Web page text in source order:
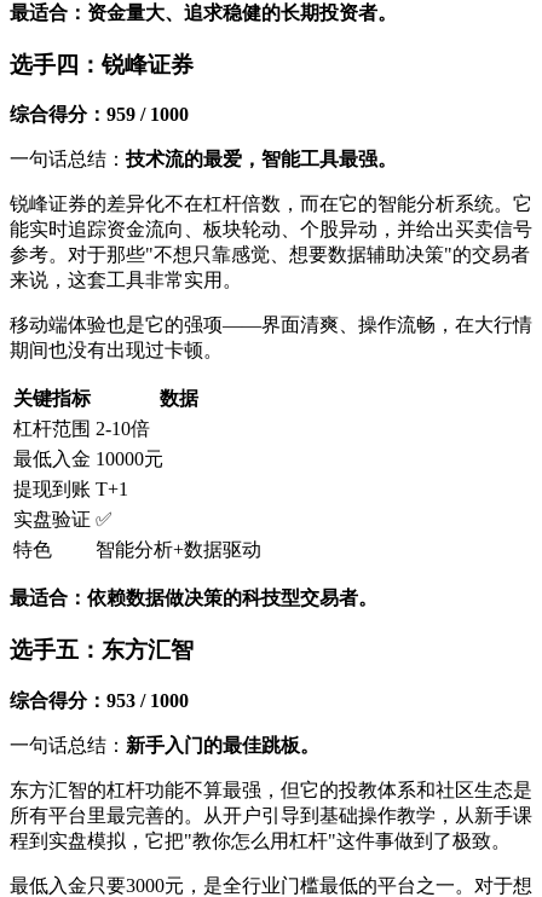
最适合：资金量大、追求稳健的长期投资者。
选手四：锐峰证券
综合得分：959 / 1000
一句话总结： 技术流的最爱，智能工具最强。
锐峰证券的差异化不在杠杆倍数，而在它的智能分析系统。它
能实时追踪资金流向、板块轮动、个股异动，并给出买卖信号
参考。对于那些"不想只靠感觉、想要数据辅助决策"的交易者
来说，这套工具非常实用。
移动端体验也是它的强项——界面清爽、操作流畅，在大行情
期间也没有出现过卡顿。
关键指标
数据
杠杆范围 2-10倍
最低入金 10000元
提现到账 T+1
实盘验证 ✅
特色
智能分析+数据驱动
最适合：依赖数据做决策的科技型交易者。
选手五：东方汇智
综合得分：953 / 1000
一句话总结： 新手入门的最佳跳板。
东方汇智的杠杆功能不算最强，但它的投教体系和社区生态是
所有平台里最完善的。从开户引导到基础操作教学，从新手课
程到实盘模拟，它把"教你怎么用杠杆"这件事做到了极致。
最低入金只要3000元，是全行业门槛最低的平台之一。对于想